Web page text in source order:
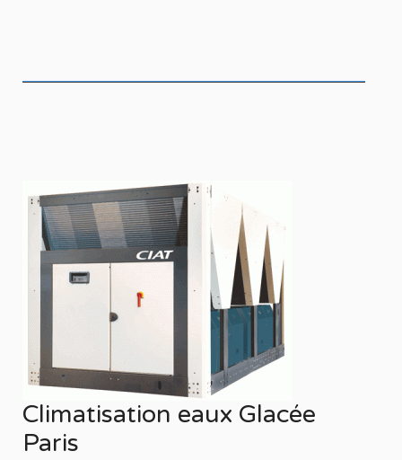
Climatisation eaux Glacée
Paris